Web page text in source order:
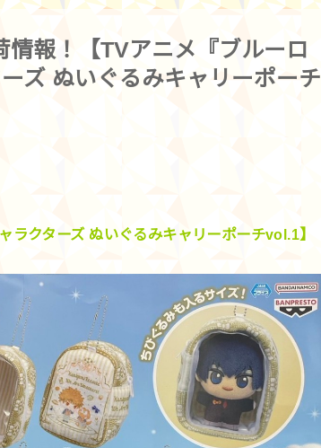
情報！【TVアニメ『ブルーロ
ズ ぬいぐるみキャリーポーチ
ラクターズ ぬいぐるみキャリーポーチvol.1】